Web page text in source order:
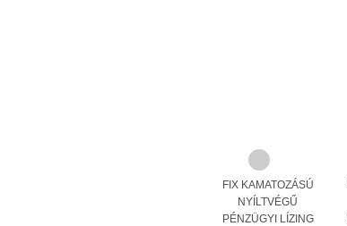
FIX KAMATOZÁSÚ
NYÍLTVÉGŰ
PÉNZÜGYI LÍZING